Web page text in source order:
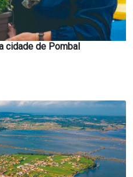
cidade de Pombal